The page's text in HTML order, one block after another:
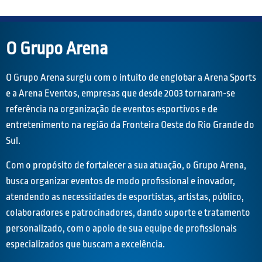
O Grupo Arena
O Grupo Arena surgiu com o intuito de englobar a Arena Sports
e a Arena Eventos, empresas que desde 2003 tornaram-se
referência na organização de eventos esportivos e de
entretenimento na região da Fronteira Oeste do Rio Grande do
Sul.
Com o propósito de fortalecer a sua atuação, o Grupo Arena,
busca organizar eventos de modo profissional e inovador,
atendendo as necessidades de esportistas, artistas, público,
colaboradores e patrocinadores, dando suporte e tratamento
personalizado, com o apoio de sua equipe de profissionais
especializados que buscam a excelência.